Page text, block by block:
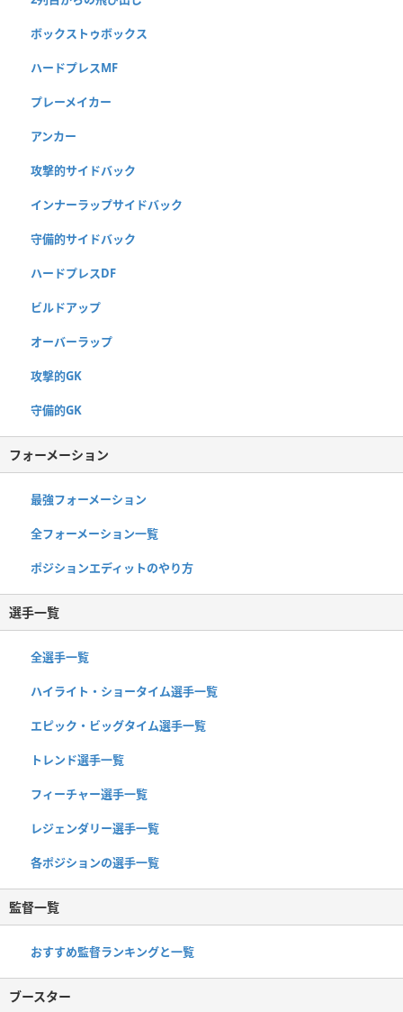
ボックストゥボックス
ハードプレスMF
プレーメイカー
アンカー
攻撃的サイドバック
インナーラップサイドバック
守備的サイドバック
ハードプレスDF
ビルドアップ
オーバーラップ
攻撃的GK
守備的GK
フォーメーション
最強フォーメーション
全フォーメーション一覧
ポジションエディットのやり方
選手一覧
全選手一覧
ハイライト・ショータイム選手一覧
エピック・ビッグタイム選手一覧
トレンド選手一覧
フィーチャー選手一覧
レジェンダリー選手一覧
各ポジションの選手一覧
監督一覧
おすすめ監督ランキングと一覧
ブースター